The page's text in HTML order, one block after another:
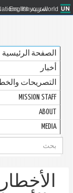
It's your world.
العربية English
الصفحة الرئيسية
أخبار
التصريحات
MISSION STAFF
ABOUT
MEDIA
استمارة
البحث